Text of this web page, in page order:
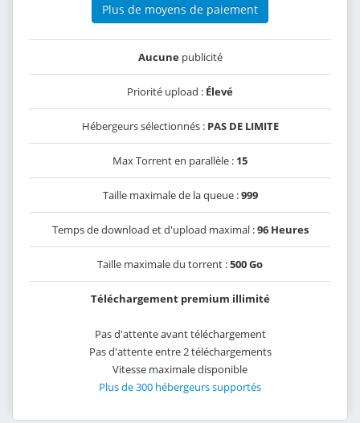
Plus de moyens de paiement
Aucunepublicité
Priorité upload : Élevé
Hébergeurs sélectionnés : PAS DE LIMITE
Max Torrent en parallèle : 15
Taille maximale de la queue :999
Temps de download et d'upload maximal :96 Heures
Taille maximale du torrent :500 Go
Téléchargement premium illimité
Pas d'attente avant téléchargement
Pas d'attente entre 2 téléchargements
Vitesse maximale disponible
Plus de 300 hébergeurs supportés